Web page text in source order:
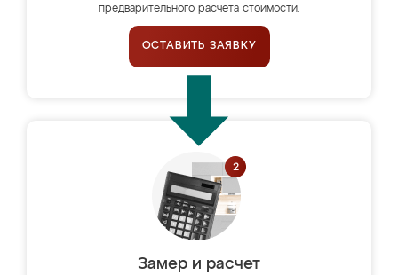
предварительного расчёта стоимости.
ОСТАВИТЬ ЗАЯВКУ
Замер и расчет